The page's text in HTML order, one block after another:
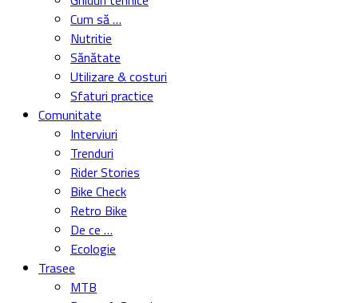
Cum să …
Nutritie
Sănătate
Utilizare & costuri
Sfaturi practice
Comunitate
Interviuri
Trenduri
Rider Stories
Bike Check
Retro Bike
De ce …
Ecologie
Trasee
MTB